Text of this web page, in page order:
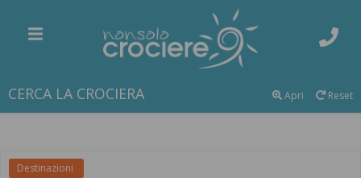
CERCA LA CROCIERA Reset
Apri
Destinazioni